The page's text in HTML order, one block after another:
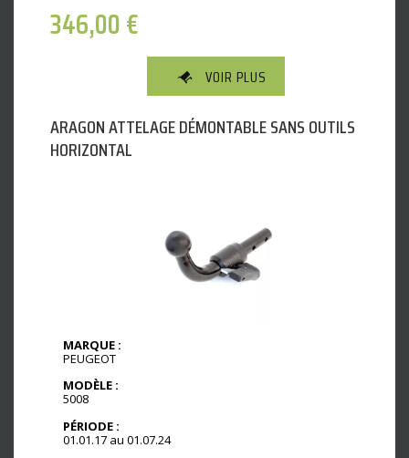
346,00€
VOIR PLUS
ARAGON ATTELAGE DÉMONTABLE SANS OUTILS
HORIZONTAL
MARQUE :
PEUGEOT
MODÈLE :
5008
PÉRIODE :
01.01.17 au 01.07.24